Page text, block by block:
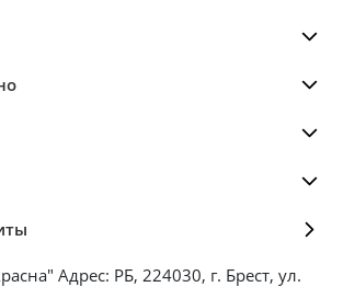
Адрес: РБ, 224030, г. Брест, ул.